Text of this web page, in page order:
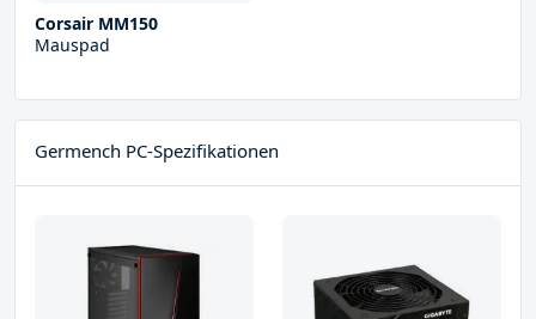
Corsair MM150
Mauspad
Germench PC-Spezifikationen